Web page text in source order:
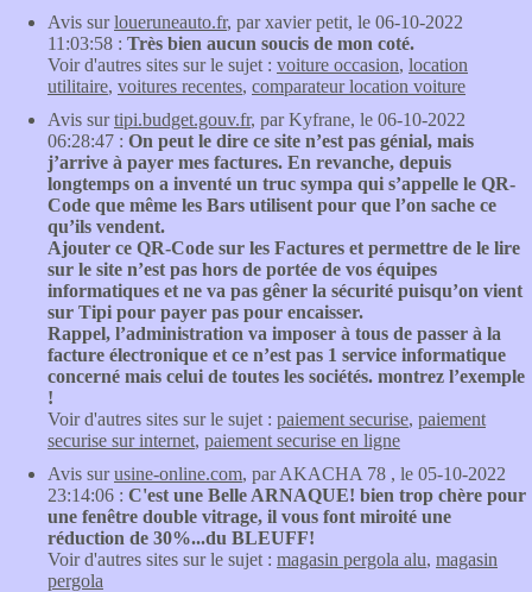
Avis surloueruneauto.fr, par xavier petit, le 06-10-2022
11:03:58 : Très bien aucun soucis de mon coté.
Voir d'autres sites sur le sujet : voiture occasion, location
utilitaire, voitures recentes, comparateur location voiture
Avis surtipi.budget.gouv.fr, par Kyfrane, le 06-10-2022
06:28:47 : On peut le dire ce site n’est pas génial, mais
j’arrive à payer mes factures. En revanche, depuis
longtemps on a inventé un truc sympa qui s’appelle le QR-
Code que même les Bars utilisent pour que l’on sache ce
qu’ils vendent.
Ajouter ce QR-Code sur les Factures et permettre de le lire
sur le site n’est pas hors de portée de vos équipes
informatiques et ne va pas gêner la sécurité puisqu’on vient
sur Tipi pour payer pas pour encaisser.
Rappel, l’administration va imposer à tous de passer à la
facture électronique et ce n’est pas 1 service informatique
concerné mais celui de toutes les sociétés. montrez l’exemple
!
Voir d'autres sites sur le sujet : paiement securise, paiement
securise sur internet, paiement securise en ligne
Avis surusine-online.com, par AKACHA 78 , le 05-10-2022
23:14:06 : C'est une Belle ARNAQUE! bien trop chère pour
une fenêtre double vitrage, il vous font miroité une
réduction de 30%...du BLEUFF!
Voir d'autres sites sur le sujet : magasin pergola alu, magasin
pergola